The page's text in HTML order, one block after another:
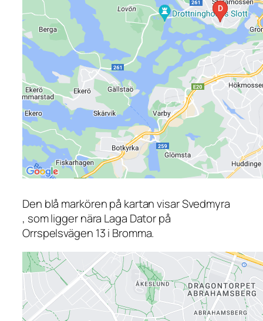
Den blå markören på kartan visar Svedmyra
, som ligger nära Laga Dator på
Orrspelsvägen 13 i Bromma.